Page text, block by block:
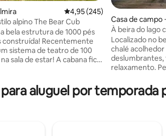
de 5, 178 avaliações
4,95 de uma avaliação média
4,95 (245)
alpino The Bear Cub
bela estrutura de 1000 pés
construída! Recentemente
sistema de teatro de 100
sala de estar! A cabana fica
a lado! Oferecemos 2
usar (deve transportar)
Casa de campo
À beira do lago
perto da
hidromassagem
Localizado no
chalé
deslumbrantes,
relaxamento.
desfrutando da
restaurantes,
aluguel por temporada